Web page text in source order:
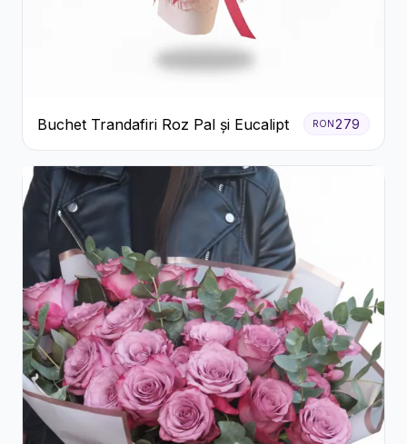
Buchet Trandafiri Roz Pal și Eucalipt RON 279